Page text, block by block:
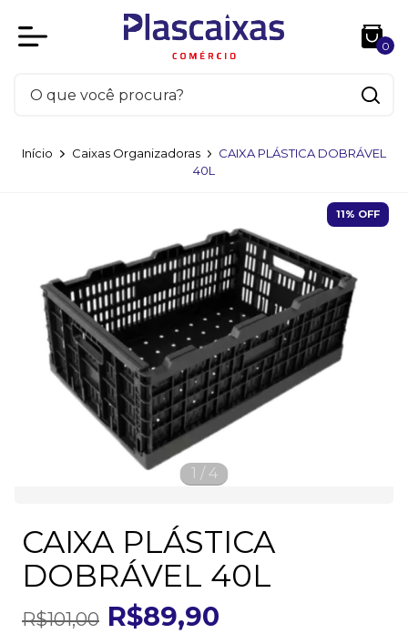
0
Início Caixas Organizadoras
CAIXA PLÁSTICA DOBRÁVEL
40L
11% OFF
1 / 4
CAIXA PLÁSTICA
DOBRÁVEL 40L
R$101,00 R$89,90